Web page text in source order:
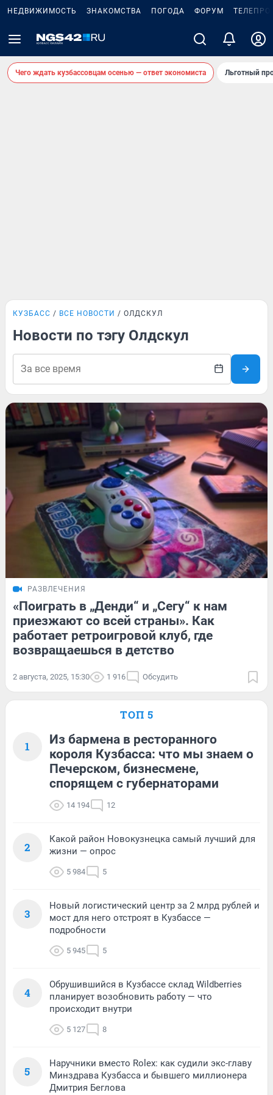
НЕДВИЖИМОСТЬ ЗНАКОМСТВА ПОГОДА ФОРУМ
Чего ждать кузбассовцам осенью — ответ экономиста Льготный
КУЗБАСС ВСЕ НОВОСТИ ОЛДСКУЛ
Новости по тэгу Олдскул
РАЗВЛЕЧЕНИЯ
«Поиграть в „Денди“ и „Сегу“ к нам
приезжают со всей страны». Как
работает ретроигровой клуб, где
возвращаешься в детство
2 августа, 2025, 15:30 1 916 Обсудить
ТОП 5
1
Из бармена в ресторанного
короля Кузбасса: что мы знаем о
Печерском, бизнесмене,
спорящем с губернаторами
14 194 12
2
Какой район Новокузнецка самый лучший для
жизни — опрос
5 984 5
3
Новый логистический центр за 2 млрд рублей и
мост для него отстроят в Кузбассе —
подробности
5 945 5
4
Обрушившийся в Кузбассе склад Wildberries
планирует возобновить работу — что
происходит внутри
5 127 8
5
Наручники вместо Rolex: как судили экс-главу
Минздрава Кузбасса и бывшего миллионера
Дмитрия Беглова